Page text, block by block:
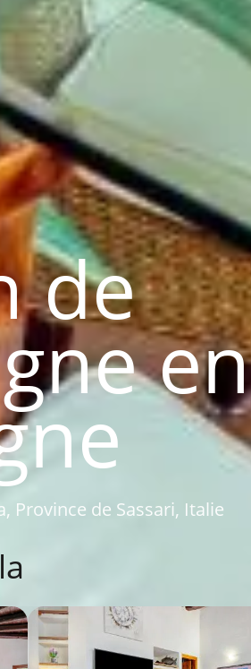
de
en
Province de Sassari, Italie